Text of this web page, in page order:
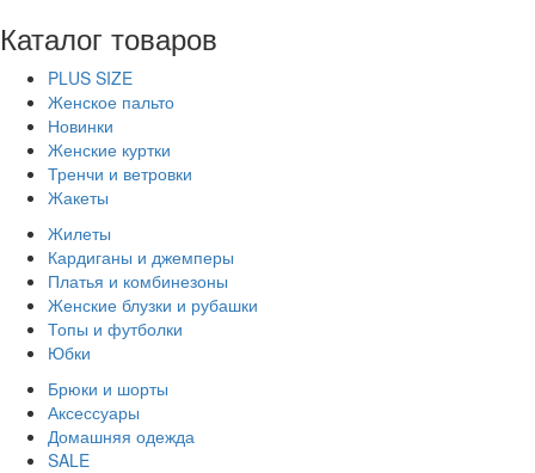
Каталог товаров
PLUS SIZE
Женское пальто
Новинки
Женские куртки
Тренчи и ветровки
Жакеты
Жилеты
Кардиганы и джемперы
Платья и комбинезоны
Женские блузки и рубашки
Топы и футболки
Юбки
Брюки и шорты
Аксессуары
Домашняя одежда
SALE